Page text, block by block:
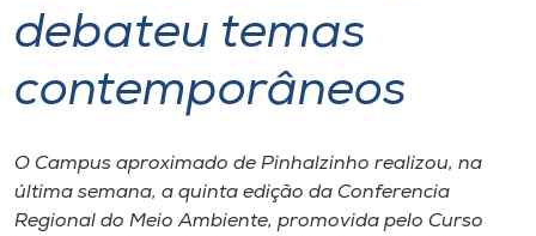
Atendimento ao Estudante
Portal de Ensino
A
debateu temas
contemporâneos
O Campus aproximado de Pinhalzinho realizou, na
última semana, a quinta edição da Conferencia
Regional do Meio Ambiente, promovida pelo Curso